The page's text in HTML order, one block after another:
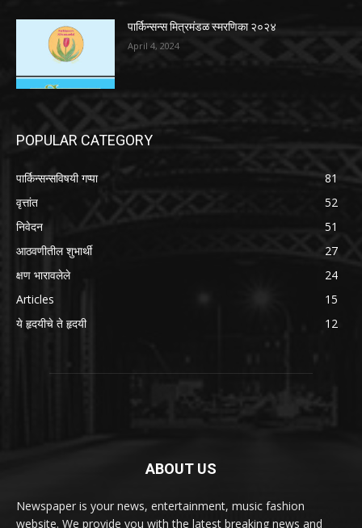
पार्किन्सन्स मित्रमंडळ स्मरणिका २०२४
April 4, 2024
POPULAR CATEGORY
पार्किन्सन्सविषयी गप्पा
81
वृत्तांत
52
निवेदन
51
आठवणीतील शुभार्थी
27
क्षण भारावलेले
24
Articles
15
ये हृदयीचे ते हृदयी
12
ABOUT US
Newspaper is your news, entertainment, music fashion
website. We provide you with the latest breaking news and